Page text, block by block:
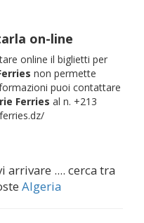
on-line
online il biglietti per
non permette
puoi contattare
Ferries al n. +213
arrivare .... cerca tra
Algeria